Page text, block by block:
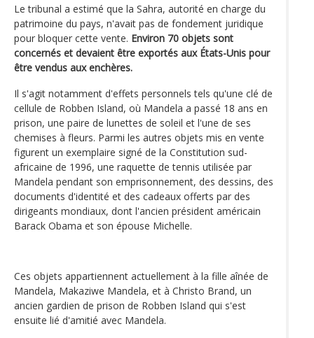
Le tribunal a estimé que la Sahra, autorité en charge du
patrimoine du pays, n'avait pas de fondement juridique
pour bloquer cette vente. Environ 70 objets sont
concernés et devaient être exportés aux États-Unis pour
être vendus aux enchères.
Il s'agit notamment d'effets personnels tels qu'une clé de
cellule de Robben Island, où Mandela a passé 18 ans en
prison, une paire de lunettes de soleil et l'une de ses
chemises à fleurs. Parmi les autres objets mis en vente
figurent un exemplaire signé de la Constitution sud-
africaine de 1996, une raquette de tennis utilisée par
Mandela pendant son emprisonnement, des dessins, des
documents d'identité et des cadeaux offerts par des
dirigeants mondiaux, dont l'ancien président américain
Barack Obama et son épouse Michelle.
Ces objets appartiennent actuellement à la fille aînée de
Mandela, Makaziwe Mandela, et à Christo Brand, un
ancien gardien de prison de Robben Island qui s'est
ensuite lié d'amitié avec Mandela.